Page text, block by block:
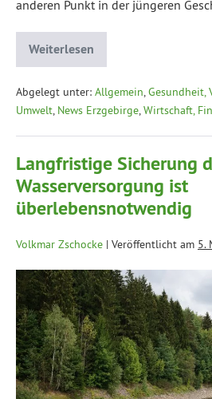
anderen Punkt in der jüngeren
Weiterlesen
Abgelegt unter: Allgemein,Gesundheit,
Umwelt, News Erzgebirge,Wirtschaft,
Langfristige Sicherung
Wasserversorgung ist
überlebensnotwendig
Volkmar Zschocke | Veröffentlicht am 5.